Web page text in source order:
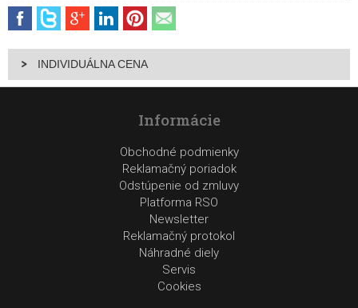
INDIVIDUÁLNA CENA
Informácie
Obchodné podmienky
Reklamačný poriadok
Odstúpenie od zmluvy
Platforma RSO
Newsletter
Reklamačný protokol
Náhradné diely
Servis
Cookies